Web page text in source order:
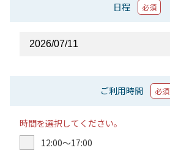
日程 必須
ご利用時間 必須
時間を選択してください。
12:00〜17:00